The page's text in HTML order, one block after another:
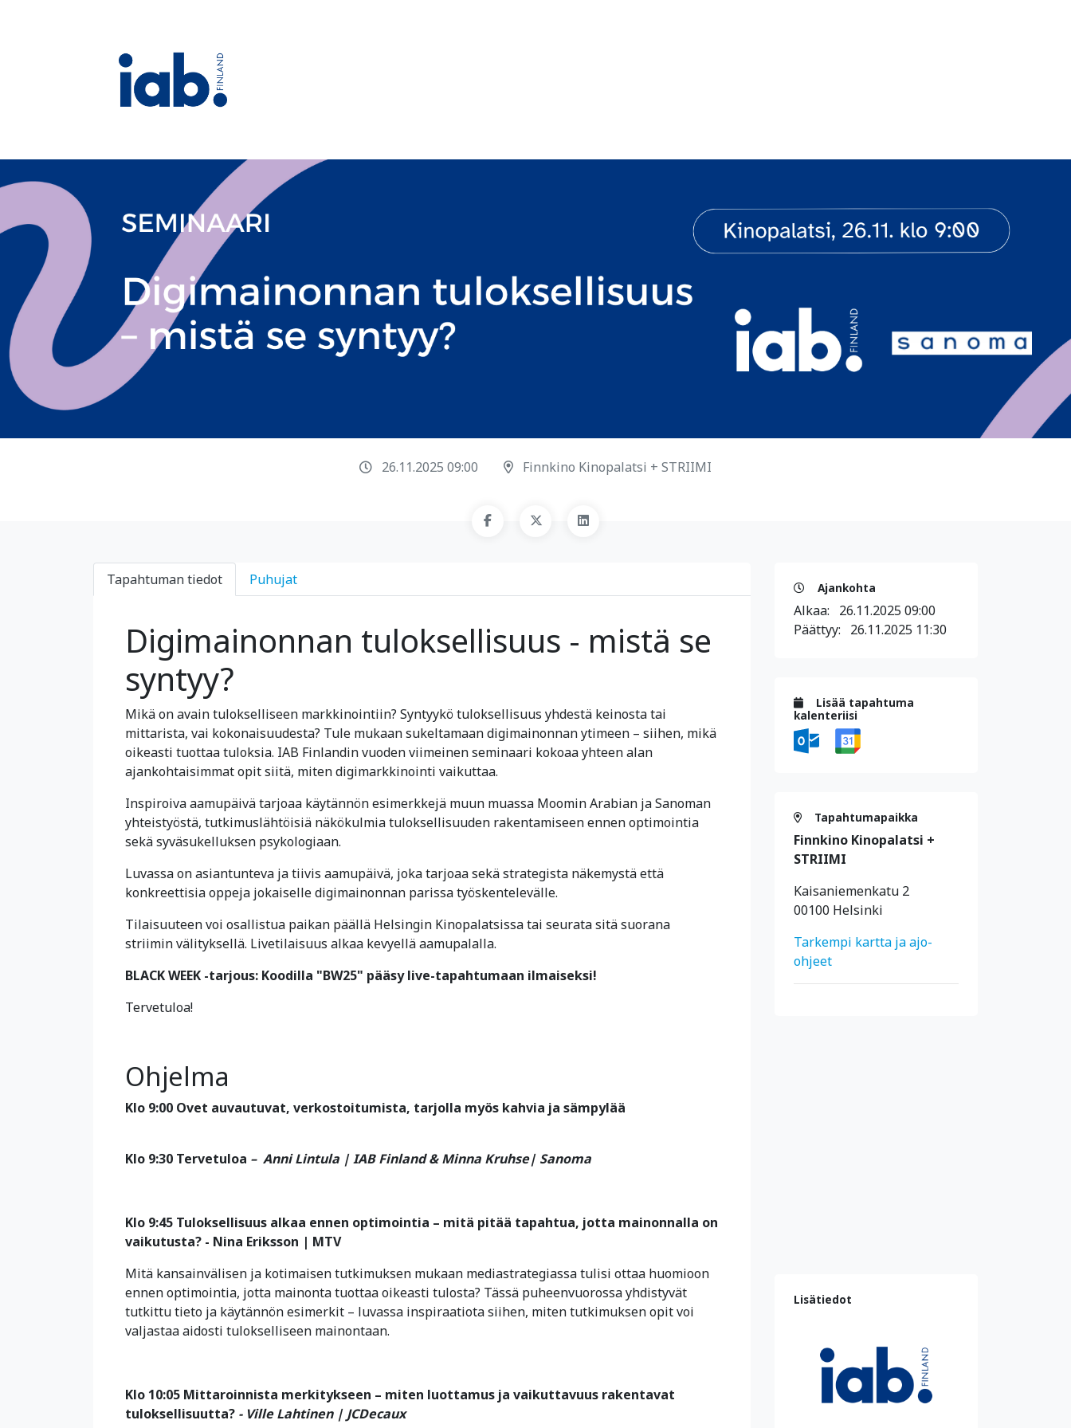
26.11.2025 09:00 Finnkino Kinopalatsi + STRIIMI
Tapahtuman tiedot Puhujat
Digimainonnan tuloksellisuus - mistä se
syntyy?
Mikä on avain tulokselliseen markkinointiin? Syntyykö tuloksellisuus yhdestä keinosta tai
mittarista, vai kokonaisuudesta? Tule mukaan sukeltamaan digimainonnan ytimeen – siihen, mikä
oikeasti tuottaa tuloksia. IAB Finlandin vuoden viimeinen seminaari kokoaa yhteen alan
ajankohtaisimmat opit siitä, miten digimarkkinointi vaikuttaa.
Inspiroiva aamupäivä tarjoaa käytännön esimerkkejä muun muassa Moomin Arabian ja Sanoman
yhteistyöstä, tutkimuslähtöisiä näkökulmia tuloksellisuuden rakentamiseen ennen optimointia
sekä syväsukelluksen psykologiaan.
Luvassa on asiantunteva ja tiivis aamupäivä, joka tarjoaa sekä strategista näkemystä että
konkreettisia oppeja jokaiselle digimainonnan parissa työskentelevälle.
Tilaisuuteen voi osallistua paikan päällä Helsingin Kinopalatsissa tai seurata sitä suorana
striimin välityksellä. Livetilaisuus alkaa kevyellä aamupalalla.
BLACK WEEK -tarjous: Koodilla "BW25" pääsy live-tapahtumaan ilmaiseksi!
Tervetuloa!
Ohjelma
Klo 9:00 Ovet auvautuvat, verkostoitumista, tarjolla myös kahvia ja sämpylää
Klo 9:30 Tervetuloa – Anni Lintula | IAB Finland & Minna Kruhse| Sanoma
Klo 9:45 Tuloksellisuus alkaa ennen optimointia – mitä pitää tapahtua, jotta mainonnalla on
vaikutusta? - Nina Eriksson | MTV
Mitä kansainvälisen ja kotimaisen tutkimuksen mukaan mediastrategiassa tulisi ottaa huomioon
ennen optimointia, jotta mainonta tuottaa oikeasti tulosta? Tässä puheenvuorossa yhdistyvät
tutkittu tieto ja käytännön esimerkit – luvassa inspiraatiota siihen, miten tutkimuksen opit voi
valjastaa aidosti tulokselliseen mainontaan.
Klo 10:05 Mittaroinnista merkitykseen – miten luottamus ja vaikuttavuus rakentavat
tuloksellisuutta? - Ville Lahtinen | JCDecaux
Ajankohta
Alkaa: 26.11.2025 09:00
Päättyy: 26.11.2025 11:30
Lisää tapahtuma
kalenteriisi
Tapahtumapaikka
Finnkino Kinopalatsi +
STRIIMI
Kaisaniemenkatu 2
00100 Helsinki
Tarkempi kartta ja ajo-
ohjeet
Lisätiedot